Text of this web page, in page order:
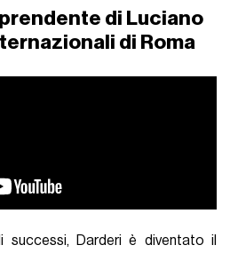
di Luciano
di Roma
Darderi è diventato il